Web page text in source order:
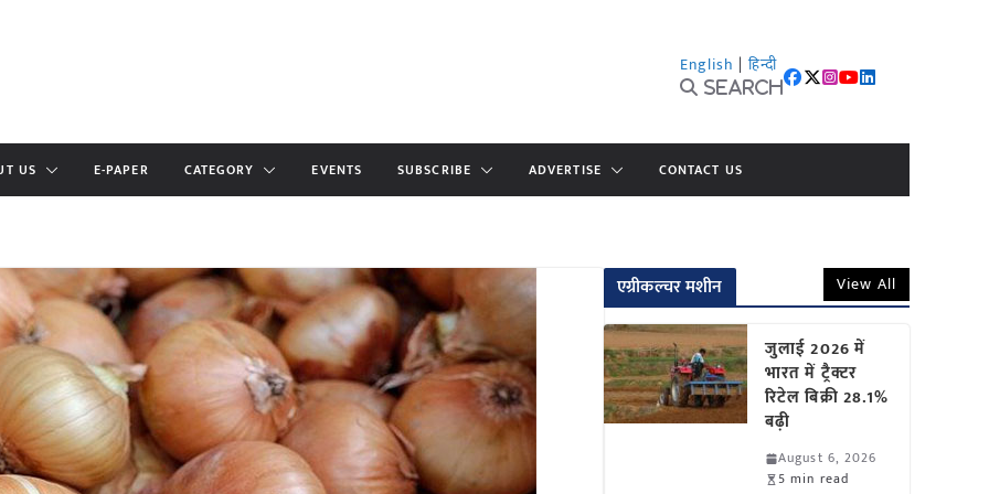
English | हिन्दी
Search
US E-PAPER CATEGORY EVENTS SUBSCRIBE ADVERTISE CONTACT US
एग्रीकल्चर मशीन View All
जुलाई 2026 में
भारत में ट्रैक्टर
रिटेल बिक्री 28.1%
बढ़ी
August 6, 2026
5 min read